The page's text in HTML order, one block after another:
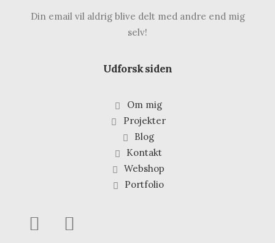
Din email vil aldrig blive delt med andre end mig
selv!
Udforsk siden
Om mig
Projekter
Blog
Kontakt
Webshop
Portfolio